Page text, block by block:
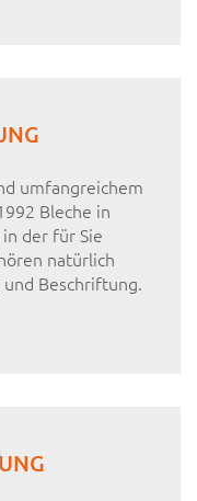
umfangreichem
Bleche in
der für Sie
natürlich
Beschriftung.